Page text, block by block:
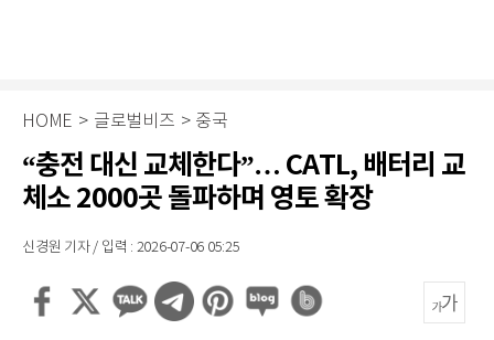
HOME > 글로벌비즈 > 중국
“충전 대신 교체한다”… CATL, 배터리 교
체소 2000곳 돌파하며 영토 확장
신경원 기자 / 입력 : 2026-07-06 05:25